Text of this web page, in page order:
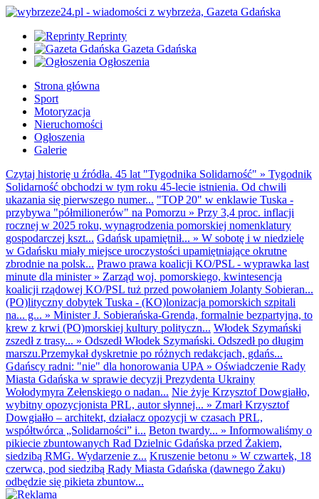
Reprinty
Gazeta Gdańska
Ogłoszenia
Strona główna
Sport
Motoryzacja
Nieruchomości
Ogłoszenia
Galerie
Czytaj historię u źródła. 45 lat "Tygodnika Solidarność" » Tygodnik
Solidarność obchodzi w tym roku 45-lecie istnienia. Od chwili
ukazania się pierwszego numer... "TOP 20" w enklawie Tuska -
przybywa "półmilionerów" na Pomorzu » Przy 3,4 proc. inflacji
rocznej w 2025 roku, wynagrodzenia pomorskiej nomenklatury
gospodarczej kszt... Gdańsk upamiętnił... » W sobotę i w niedzielę
w Gdańsku miały miejsce uroczystości upamiętniające okrutne
zbrodnie na polsk... Prawo prawa koalicji KO/PSL - wyprawka last
minute dla minister» Zarząd woj. pomorskiego, kwintesencja
koalicji rządowej KO/PSL tuż przed powołaniem Jolanty Sobieran...
(PO)lityczny dobytek Tuska - (KO)lonizacja pomorskich szpitali
na... g... » Minister J. Sobierańska-Grenda, formalnie bezpartyjna, to
krew z krwi (PO)morskiej kultury polityczn... Włodek Szymański
zszedł z trasy... » Odszedł Włodek Szymański. Odszedł po długim
marszu.Przemykał dyskretnie po różnych redakcjach, gdańs...
Gdańscy radni: "nie" dla honorowania UPA » Oświadczenie Rady
Miasta Gdańska w sprawie decyzji Prezydenta Ukrainy
Wołodymyra Zełenskiego o nadan... Nie żyje Krzysztof Dowgiałło,
wybitny opozycjonista PRL, autor słynnej... » Zmarł Krzysztof
Dowgiałło – architekt, działacz opozycji w czasach PRL,
współtwórca „Solidarności” i... Beton twardy... » Informowaliśmy o
pikiecie zbuntowanych Rad Dzielnic Gdańska przed Żakiem,
siedzibą RMG. Wydarzenie z... Kruszenie betonu » W czwartek, 18
czerwca, pod siedzibą Rady Miasta Gdańska (dawnego Żaku)
odbędzie się pikieta zbuntow...